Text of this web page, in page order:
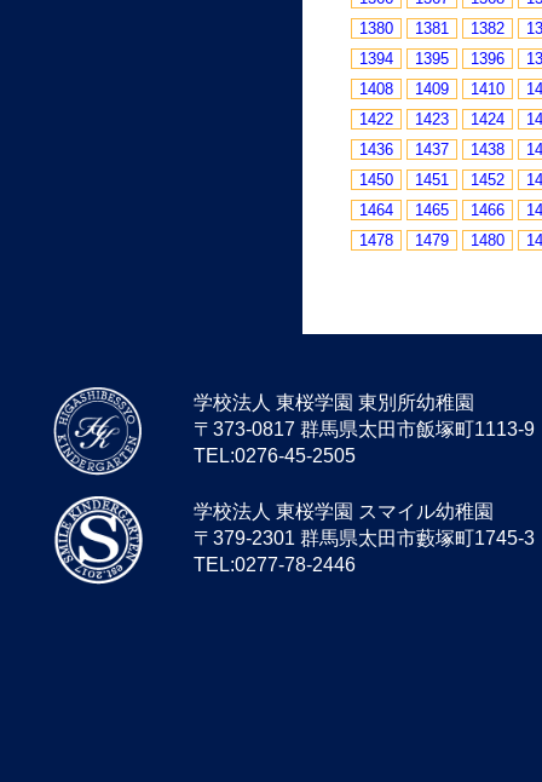
1380
1381 1382
1394
1395 1396
1408
1409 1410
1422
1423 1424
1436
1437 1438
1450
1451 1452
1464
1465 1466
1478
1479 1480
学校法人 東桜学園 東別所幼稚園
〒373-0817 群馬県太田市飯塚町1113-9
TEL:0276-45-2505
学校法人 東桜学園 スマイル幼稚園
〒379-2301 群馬県太田市藪塚町1745-3
TEL:0277-78-2446